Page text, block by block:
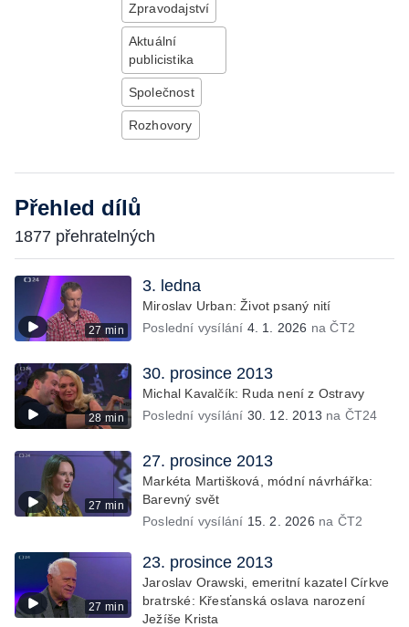
Zpravodajství
Aktuální
publicistika
Společnost
Rozhovory
Přehled dílů
1877 přehratelných
27 min
3. ledna
Miroslav Urban: Život psaný nití
Poslední vysílání 4. 1. 2026 na ČT2
28 min
30. prosince 2013
Michal Kavalčík: Ruda není z Ostravy
Poslední vysílání 30. 12. 2013 na ČT24
27 min
27. prosince 2013
Markéta Martišková, módní návrhářka:
Barevný svět
Poslední vysílání 15. 2. 2026 na ČT2
27 min
23. prosince 2013
Jaroslav Orawski, emeritní kazatel Církve
bratrské: Křesťanská oslava narození
Ježíše Krista